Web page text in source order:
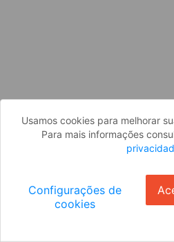
Usamos cookies para melhorar
Para mais informações
Configurações de
cookies